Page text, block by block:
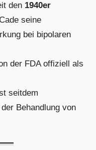
den 1940er
seine
bei bipolaren
der FDA offiziell als
seitdem
der Behandlung von